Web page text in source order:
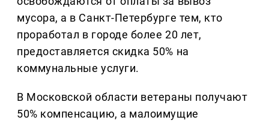
мусора, а в Санкт-Петербурге тем, кто
проработал в городе более 20 лет,
предоставляется скидка 50% на
коммунальные услуги.
В Московской области ветераны получают
50% компенсацию, а малоимущие